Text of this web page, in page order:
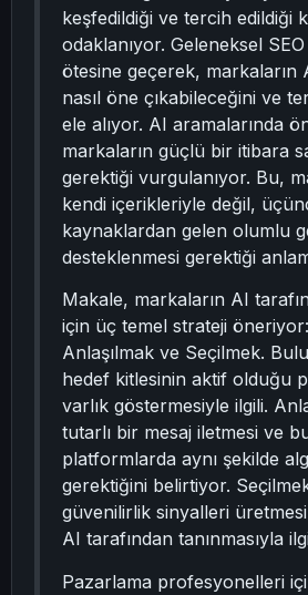
keşfedildiği ve tercih edildiği
odaklanıyor. Geleneksel
ötesine geçerek, markaların
nasıl öne çıkabileceğini ve
ele alıyor. AI aramalarında
markaların güçlü bir itibara
gerektiği vurgulanıyor. Bu,
kendi içerikleriyle değil,
kaynaklardan gelen olumlu
desteklenmesi gerektiği
Makale, markaların AI
için üç temel strateji
Anlaşılmak ve Seçilmek.
hedef kitlesinin aktif olduğu
varlık göstermesiyle ilgili.
tutarlı bir mesaj iletmesi ve
platformlarda aynı şekilde
gerektiğini belirtiyor.
güvenilirlik sinyalleri
AI tarafından tanınmasıyla
Pazarlama profesyonelleri